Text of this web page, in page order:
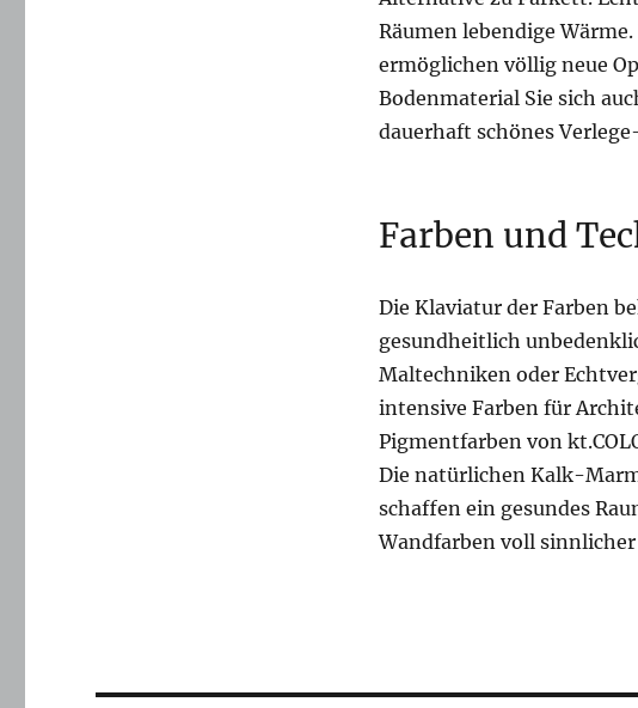
Räumen lebendige
ermöglichen völlig neue
Bodenmaterial Sie sich
dauerhaft schönes
Farben und
Die Klaviatur der Farben
gesundheitlich
Maltechniken oder
intensive Farben für
Pigmentfarben von
Die natürlichen Kalk-
schaffen ein gesundes
Wandfarben voll